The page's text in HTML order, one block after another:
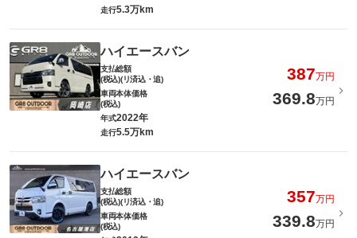
走行5.3万km
ハイエースバン
支払総額
(税込)(リ済込・追)
387万円
車両本体価格
(税込)
369.8万円
年式2022年
走行5.5万km
ハイエースバン
支払総額
(税込)(リ済込・追)
357万円
車両本体価格
(税込)
339.8万円